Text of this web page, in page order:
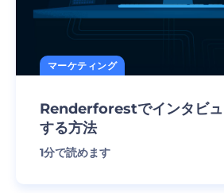
マーケティング
Renderforestでインタビュ
する方法
1分で読めます